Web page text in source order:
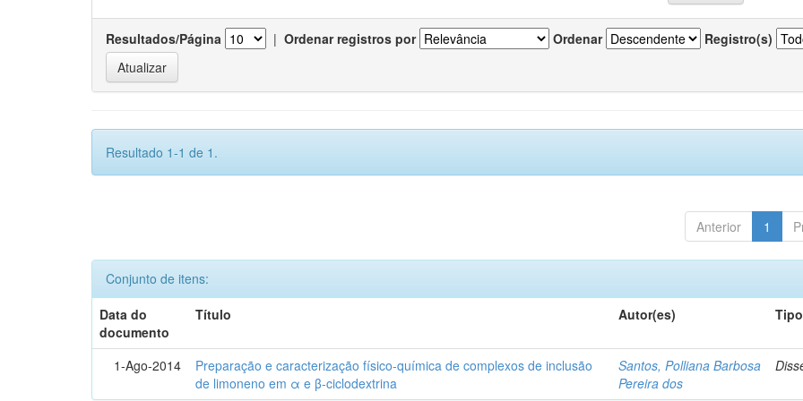
Resultados/Página | Ordenar registros por Ordenar Registro(s)
Resultado 1-1 de 1.
Anterior 1
Conjunto de itens:
Data do
documento
Título Autor(es) Tipo
1-Ago-2014
Preparação e caracterização físico-química de complexos de inclusão
de limoneno em α e β-ciclodextrina
Santos, Polliana Barbosa
Pereira dos